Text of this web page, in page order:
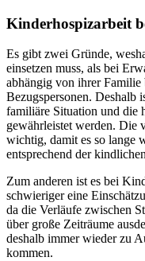
Kinderhospizarbeit
Es gibt zwei Gründe,
einsetzen muss, als bei
abhängig von ihrer Familie
Bezugspersonen. Deshalb
familiäre Situation und die
gewährleistet werden. Die
wichtig, damit es so lange
entsprechend der
Zum anderen ist es bei
schwieriger eine
da die Verläufe zwischen
über große Zeiträume
deshalb immer wieder zu
kommen.